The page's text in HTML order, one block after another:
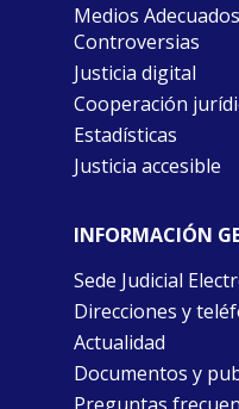
Medios
Controversias
Justicia digital
Cooperación
Estadísticas
Justicia accesible
INFORMACIÓN
Sede Judicial
Direcciones y
Actualidad
Documentos y